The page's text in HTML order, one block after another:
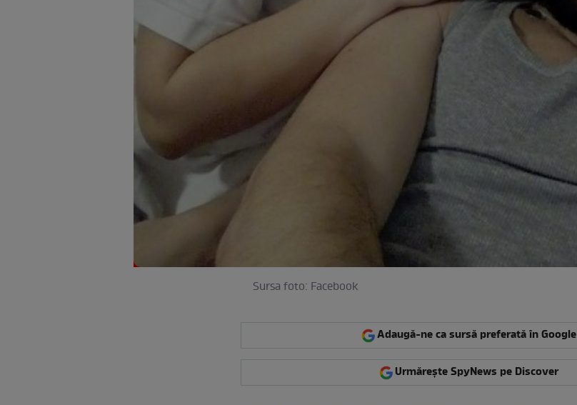
Sursa foto: Facebook
Adaugă-ne ca sursă preferată în Google
Urmărește SpyNews pe Discover